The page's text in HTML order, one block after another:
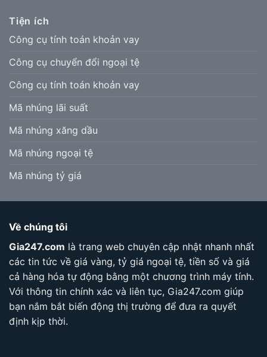
Tiện ích
Công cụ tính toán khoản vay
Công cụ chuyển đổi ngoại tệ
Công cụ tính toán khoản vay
Mã nhúng lãi suất
Mã nhúng xăng dầu
Mã nhúng ngoại tệ
Mã nhúng tỷ giá
Về chúng tôi
Gia247.com là trang web chuyên cập nhật nhanh nhất
các tin tức về giá vàng, tỷ giá ngoại tệ, tiền số và giá
cả hàng hóa tự động bằng một chương trình máy tính.
Với thông tin chính xác và liên tục, Gia247.com giúp
bạn nắm bắt biến động thị trường để đưa ra quyết
định kịp thời.